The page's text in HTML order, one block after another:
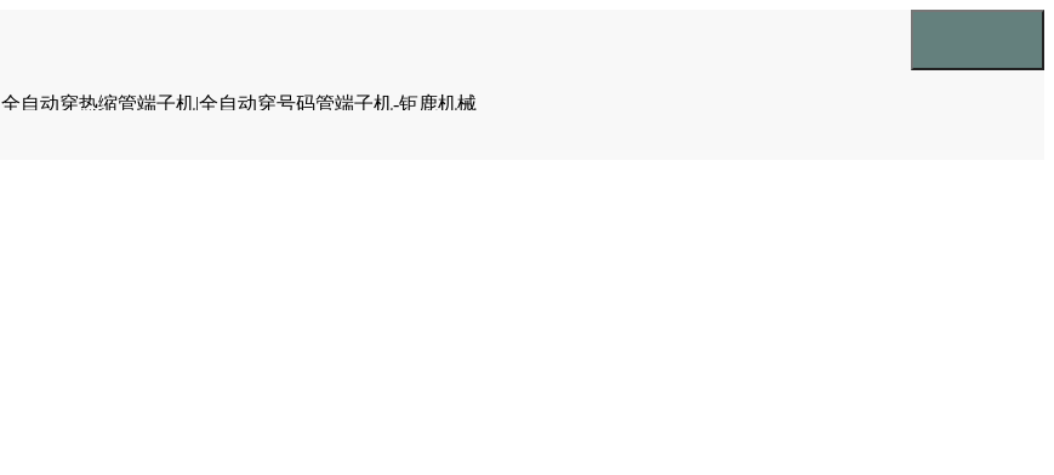
全自动穿热缩管端子机|全自动穿号码管端子机-钜鹿机械